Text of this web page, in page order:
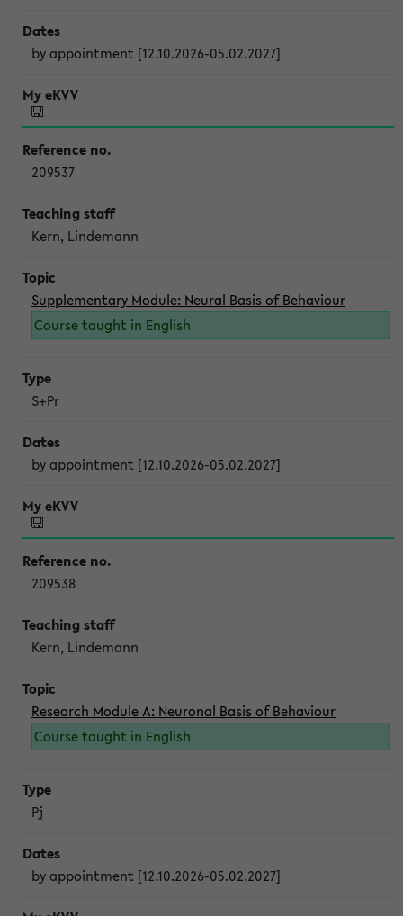
by appointment [12.10.2026-05.02.2027]
209537
Kern, Lindemann
Supplementary Module: Neural Basis of Behaviour
Course taught in English
S+Pr
by appointment [12.10.2026-05.02.2027]
209538
Kern, Lindemann
Research Module A: Neuronal Basis of Behaviour
Course taught in English
Pj
by appointment [12.10.2026-05.02.2027]